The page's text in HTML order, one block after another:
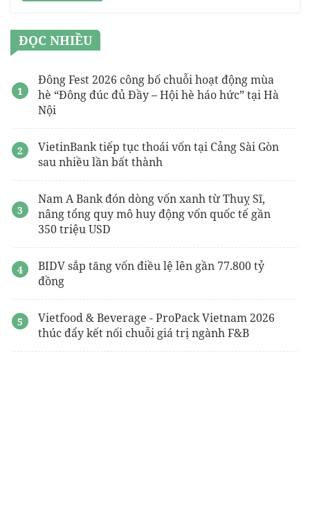
ĐỌC NHIỀU
Đông Fest 2026 công bố chuỗi hoạt động mùa
hè “Đông đúc đủ Đầy – Hội hè háo hức” tại Hà
Nội
VietinBank tiếp tục thoái vốn tại Cảng Sài Gòn
sau nhiều lần bất thành
Nam A Bank đón dòng vốn xanh từ Thuỵ Sĩ,
nâng tổng quy mô huy động vốn quốc tế gần
350 triệu USD
BIDV sắp tăng vốn điều lệ lên gần 77.800 tỷ
đồng
Vietfood & Beverage - ProPack Vietnam 2026
thúc đẩy kết nối chuỗi giá trị ngành F&B